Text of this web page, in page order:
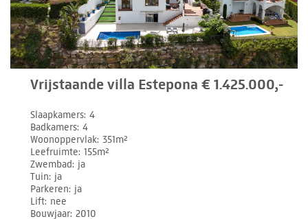
Vrijstaande villa Estepona € 1.425.000,-
Slaapkamers 4
Badkamers 4
Woonoppervlak 351m²
Leefruimte 155m²
Zwembad ja
Tuin ja
Parkeren ja
Lift nee
Bouwjaar 2010